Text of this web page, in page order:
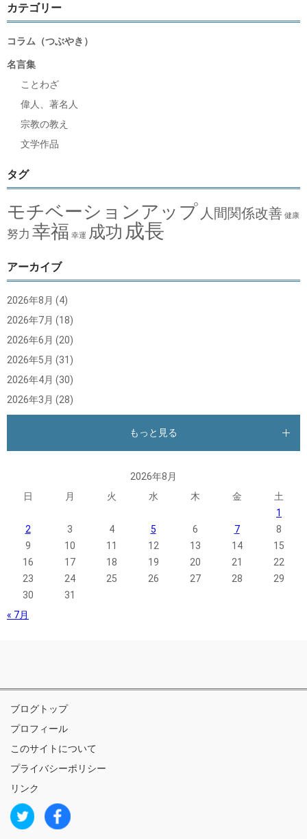
カテゴリー
コラム（つぶやき）
名言集
ことわざ
偉人、著名人
宗教の教え
文学作品
タグ
モチベーションアップ 人間関係改善 健康
努力 幸福 幸運 成功 成長
アーカイブ
2026年8月 (4)
2026年7月 (18)
2026年6月 (20)
2026年5月 (31)
2026年4月 (30)
2026年3月 (28)
もっと見る
2026年8月
日
月 火 水 木 金
土
1
2
3 4 5 6 7
8
9
10 11 12 13 14
15
16
17 18 19 20 21
22
23
24 25 26 27 28
29
30
31
« 7月
ブログトップ
プロフィール
このサイトについて
プライバシーポリシー
リンク